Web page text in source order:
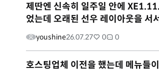
제딴엔 신속히 일주일 안에
었는데 오래된 선우 레이아웃을 서
youshine26.07.27 0 0
호스팅업체 이전을 했는데 메뉴들